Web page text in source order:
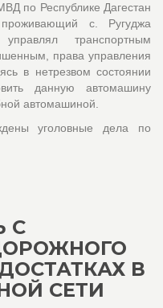
по Республике Дагестан
с. Ругуджа
транспортным
права управления
в нетрезвом состоянии
данную автомашину
автомашиной.
уголовные дела по
С
В
СЕТИ